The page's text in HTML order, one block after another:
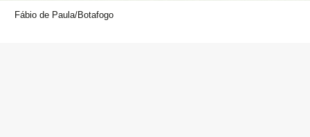
Fábio de Paula/Botafogo